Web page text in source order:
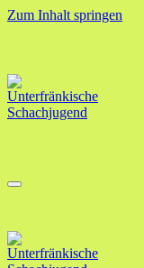
Zum Inhalt springen